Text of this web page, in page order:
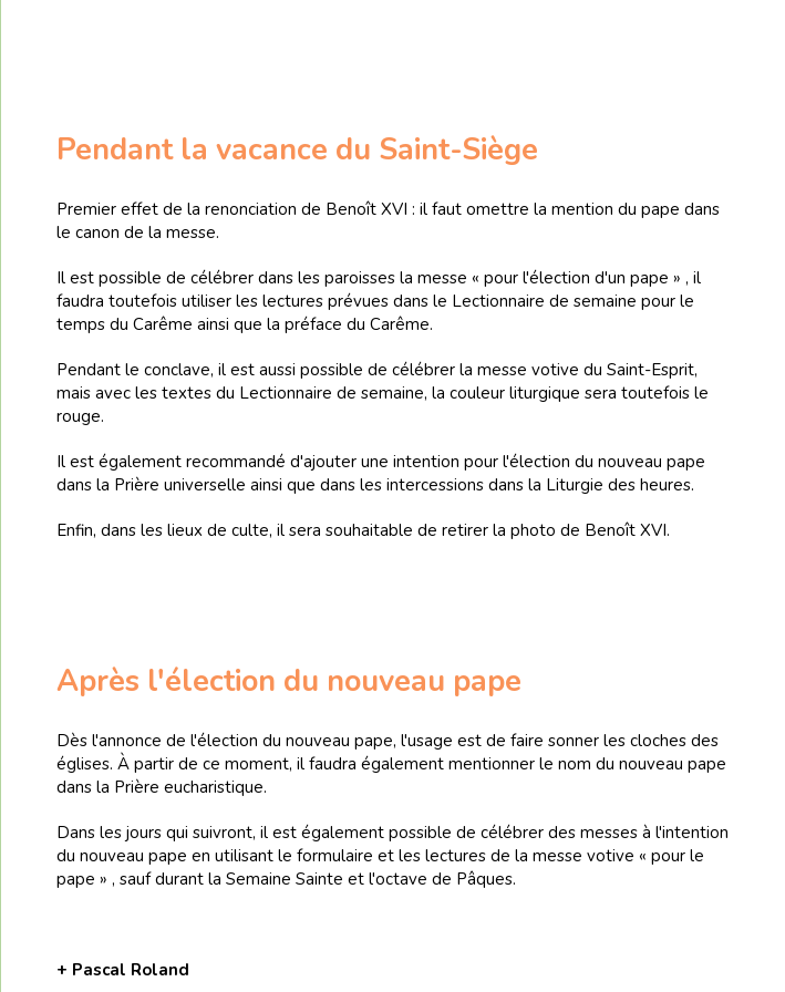
Pendant la vacance du Saint-Siège
Premier effet de la renonciation de Benoît XVI : il faut omettre la mention du pape dans
le canon de la messe.
Il est possible de célébrer dans les paroisses la messe « pour l'élection d'un pape » , il
faudra toutefois utiliser les lectures prévues dans le Lectionnaire de semaine pour le
temps du Carême ainsi que la préface du Carême.
Pendant le conclave, il est aussi possible de célébrer la messe votive du Saint-Esprit,
mais avec les textes du Lectionnaire de semaine, la couleur liturgique sera toutefois le
rouge.
Il est également recommandé d'ajouter une intention pour l'élection du nouveau pape
dans la Prière universelle ainsi que dans les intercessions dans la Liturgie des heures.
Enfin, dans les lieux de culte, il sera souhaitable de retirer la photo de Benoît XVI.
Après l'élection du nouveau pape
Dès l'annonce de l'élection du nouveau pape, l'usage est de faire sonner les cloches des
églises. À partir de ce moment, il faudra également mentionner le nom du nouveau pape
dans la Prière eucharistique.
Dans les jours qui suivront, il est également possible de célébrer des messes à l'intention
du nouveau pape en utilisant le formulaire et les lectures de la messe votive « pour le
pape » , sauf durant la Semaine Sainte et l'octave de Pâques.
+ Pascal Roland